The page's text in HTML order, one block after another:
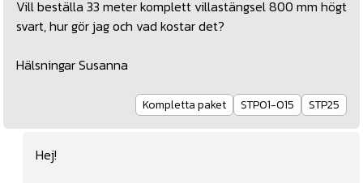
Vill beställa 33 meter komplett villastängsel 800 mm högt
svart, hur gör jag och vad kostar det?
Hälsningar Susanna
Kompletta paket STP01-015 STP25
Hej!